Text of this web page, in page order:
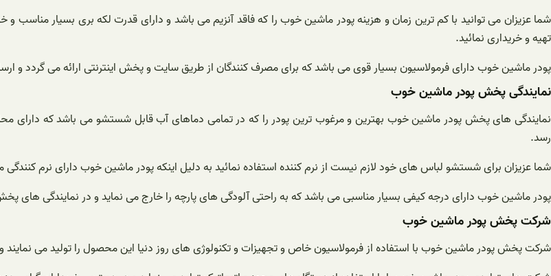
شما عزیزان می توانید با کم ترین زمان و هزینه پودر ماشین خوب را که فاقد آنزیم می باشد و دارای قدرت لکه بری بسیار
تهیه و خریداری نمائید.
پودر ماشین خوب دارای فرمولاسیون بسیار قوی می باشد که برای مصرف کنندگان از طریق سایت و پخش اینترنتی ارائه می گردد و
نمایندگی پخش پودر ماشین خوب
نمایندگی های پخش پودر ماشین خوب بهترین و مرغوب ترین پودر را که در تمامی دماهای آب قابل شستشو می باشد که دارای
رسد.
شما عزیزان برای شستشو لباس های خود لازم نیست از نرم کننده استفاده نمائید به دلیل اینکه پودر ماشین خوب دارای نرم
پودر ماشین خوب دارای درجه کیفی بسیار مناسبی می باشد که به راحتی آلودگی های پارچه را خارج می نماید و در نمایندگی های
شرکت پخش پودر ماشین خوب
شرکت پخش پودر ماشین خوب با استفاده از فرمولاسیون خاص و تجهیزات و تکنولوژی های روز دنیا این محصول را تولید می